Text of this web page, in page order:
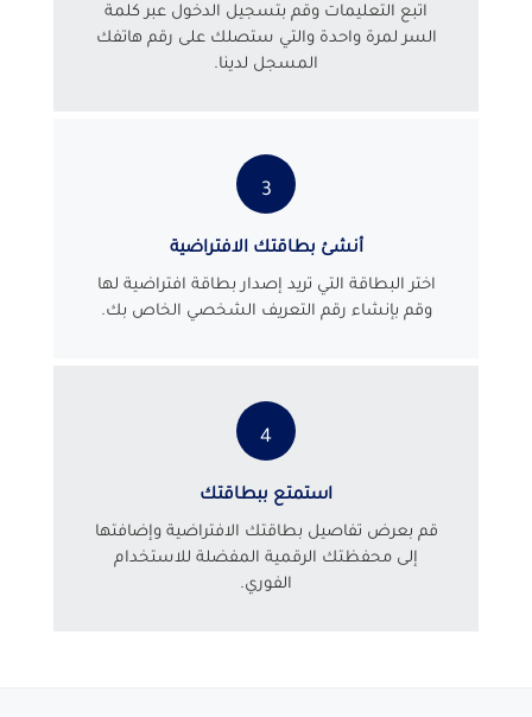
اتبع التعليمات وقم بتسجيل الدخول عبر كلمة
السر لمرة واحدة والتي ستصلك على رقم هاتفك
المسجل لدينا.
3
أنشئ بطاقتك الافتراضية
اختر البطاقة التي تريد إصدار بطاقة افتراضية لها
وقم بإنشاء رقم التعريف الشخصي الخاص بك.
4
استمتع ببطاقتك
قم بعرض تفاصيل بطاقتك الافتراضية وإضافتها
إلى محفظتك الرقمية المفضلة للاستخدام
الفوري.